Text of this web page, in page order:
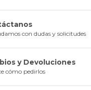
con dudas y solicitudes
y Devoluciones
cómo pedirlos